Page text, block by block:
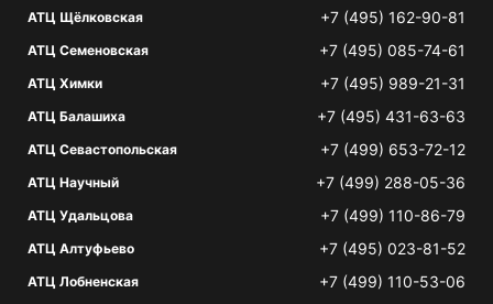
АТЦ Щёлковская +7 (495) 162-90-81
АТЦ Семеновская +7 (495) 085-74-61
АТЦ Химки +7 (495) 989-21-31
АТЦ Балашиха +7 (495) 431-63-63
АТЦ Севастопольская +7 (499) 653-72-12
АТЦ Научный +7 (499) 288-05-36
АТЦ Удальцова +7 (499) 110-86-79
АТЦ Алтуфьево +7 (495) 023-81-52
АТЦ Лобненская +7 (499) 110-53-06